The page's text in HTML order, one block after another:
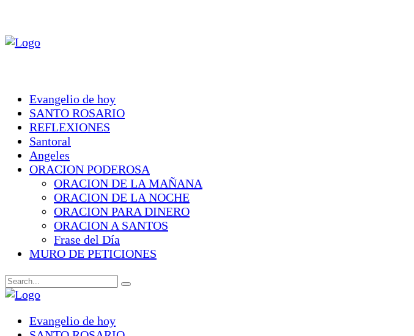
Evangelio de hoy
SANTO ROSARIO
REFLEXIONES
Santoral
Angeles
ORACION PODEROSA
ORACION DE LA MAÑANA
ORACION DE LA NOCHE
ORACION PARA DINERO
ORACION A SANTOS
Frase del Día
MURO DE PETICIONES
Evangelio de hoy